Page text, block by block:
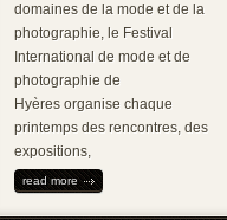
domaines de la mode et de la
photographie, le Festival
International de mode et de
photographie de
Hyères organise chaque
printemps des rencontres, des
expositions,
read more